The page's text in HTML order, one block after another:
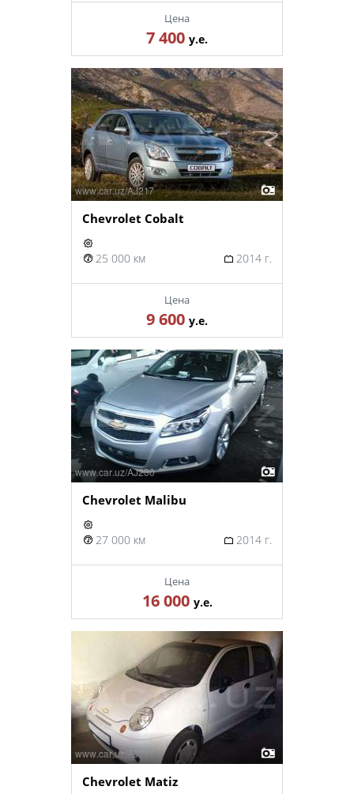
Цена
7 400 у.е.
Chevrolet Cobalt
25 000 км 2014 г.
Цена
9 600 у.е.
Chevrolet Malibu
27 000 км 2014 г.
Цена
16 000 у.е.
Chevrolet Matiz